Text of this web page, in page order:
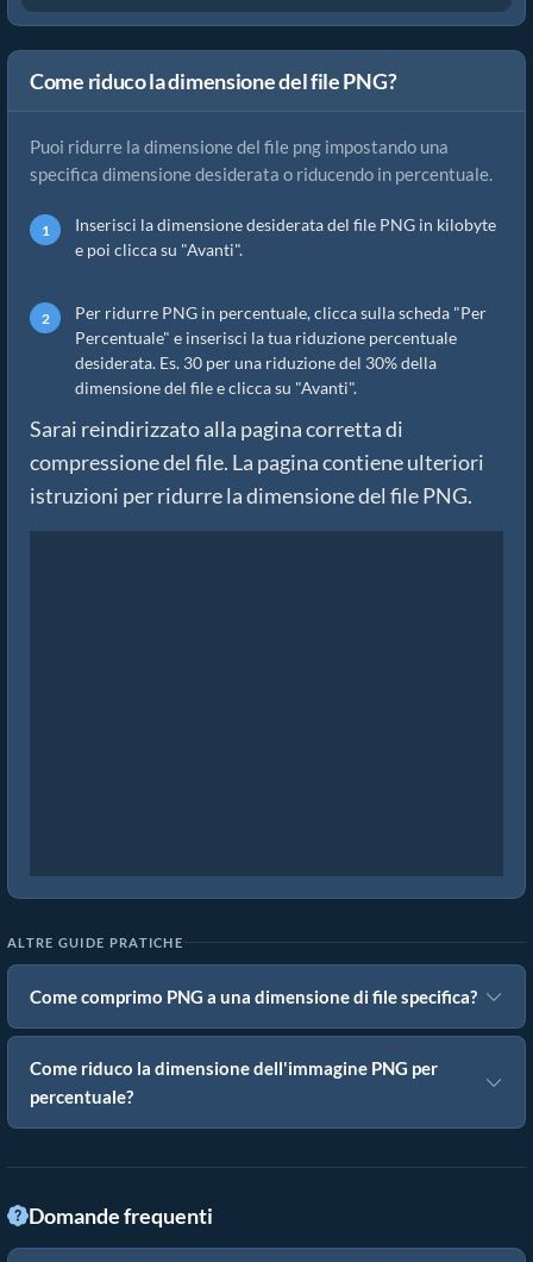
Come riduco la dimensione del file PNG?
Puoi ridurre la dimensione del file png impostando una
specifica dimensione desiderata o riducendo in percentuale.
Inserisci la dimensione desiderata del file PNG in kilobyte
e poi clicca su "Avanti".
Per ridurre PNG in percentuale, clicca sulla scheda "Per
Percentuale" e inserisci la tua riduzione percentuale
desiderata. Es. 30 per una riduzione del 30% della
dimensione del file e clicca su "Avanti".
Sarai reindirizzato alla pagina corretta di
compressione del file. La pagina contiene ulteriori
istruzioni per ridurre la dimensione del file PNG.
ALTRE GUIDE PRATICHE
Come comprimo PNG a una dimensione di file specifica?
Come riduco la dimensione dell'immagine PNG per
percentuale?
Domande frequenti